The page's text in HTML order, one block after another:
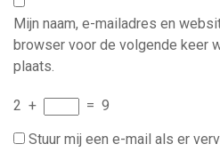
Mijn naam, e-mailadres en
browser voor de volgende keer
plaats.
2 + = 9
Stuur mij een e-mail als er